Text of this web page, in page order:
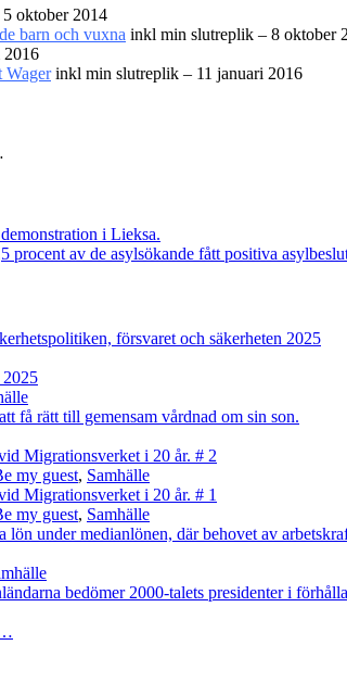
5 oktober 2014
barn och vuxna inkl min slutreplik – 8 oktober
2016
Wager inkl min slutreplik – 11 januari 2016
i Lieksa.
av de asylsökande fått positiva
försvaret och säkerheten 2025
få rätt till gemensam vårdnad om sin son.
Migrationsverket i 20 år. # 2
my guest, Samhälle
Migrationsverket i 20 år. # 1
my guest, Samhälle
lön under medianlönen, där behovet av
bedömer 2000-talets presidenter i